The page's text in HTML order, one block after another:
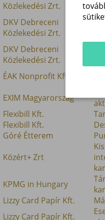
Közlekedési Zrt.
DKV Debreceni
Közlekedési Zrt.
DKV Debreceni
Közlekedési Zrt.
ÉAK Nonprofit Kft.
EXIM Magyarország
Flexibill Kft.
Flexibill Kft.
Góré Étterem
Közért+ Zrt
KPMG in Hungary
Lizzy Card Papír Kft.
Lizzy Card Papír Kft.